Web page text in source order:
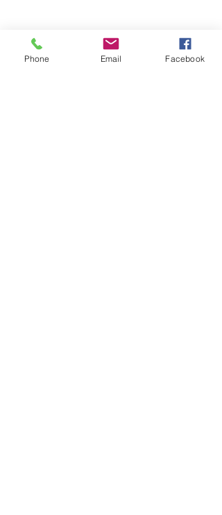
Phone Email Facebook